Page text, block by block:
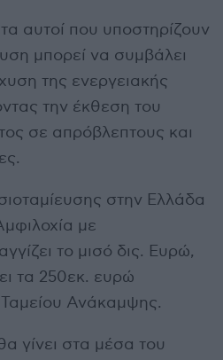
αυτοί που υποστηρίζουν
μπορεί να συμβάλει
της ενεργειακής
την έκθεση του
σε απρόβλεπτους και
στην Ελλάδα
με
το μισό δις. Ευρώ,
τα 250εκ. ευρώ
Ανάκαμψης.
γίνει στα μέσα του